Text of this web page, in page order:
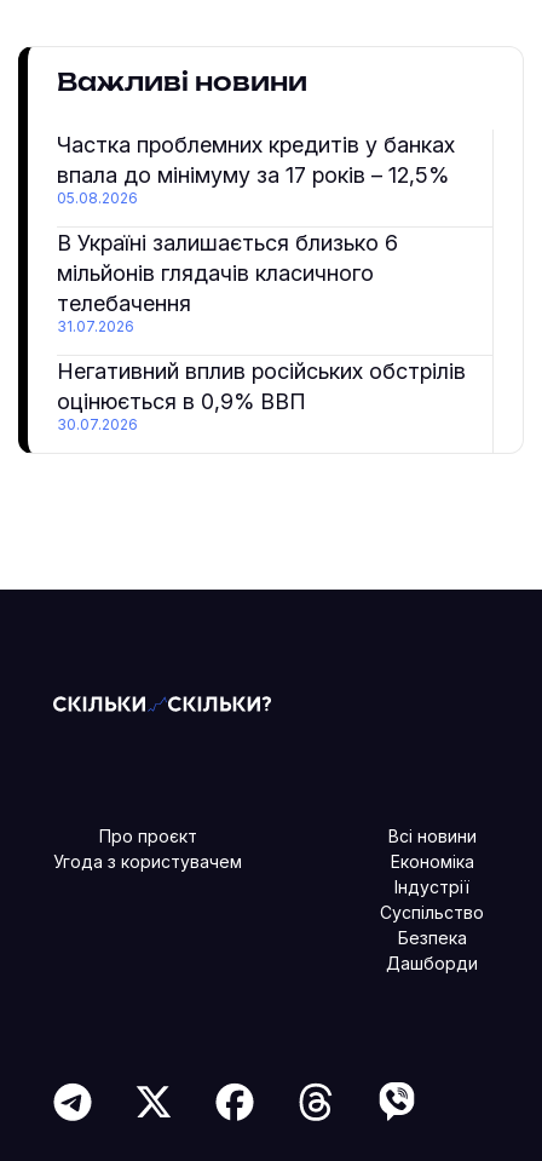
Важливі новини
Частка проблемних кредитів у банках
впала до мінімуму за 17 років – 12,5%
05.08.2026
В Україні залишається близько 6
мільйонів глядачів класичного
телебачення
31.07.2026
Негативний вплив російських обстрілів
оцінюється в 0,9% ВВП
30.07.2026
Про проєкт
Угода з користувачем
Всі новини
Економіка
Індустрії
Суспільство
Безпека
Дашборди
Читайте більше в наших соцмережах